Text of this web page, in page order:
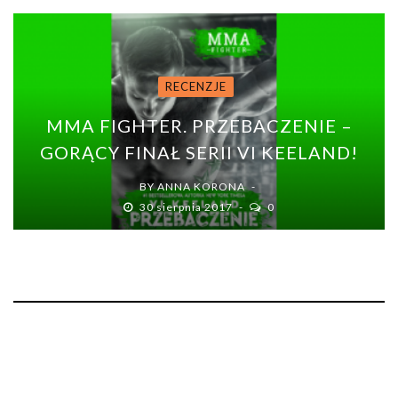
RECENZJE
MMA FIGHTER. PRZEBACZENIE –
GORĄCY FINAŁ SERII VI KEELAND!
BYANNA KORONA
30 sierpnia 2017
0